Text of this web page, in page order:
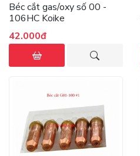
Béc cắt gas/oxy số 00 -
106HC Koike
42.000đ